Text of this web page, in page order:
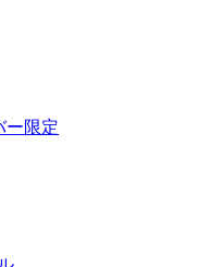
ー限定